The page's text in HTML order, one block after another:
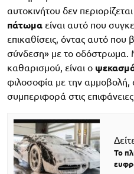
αυτοκινήτου δεν
πάτωμα είναι αυτό που
επικαθίσεις, όντας αυτό που
σύνδεση» με το οδόστρωμα.
καθαρισμού, είναι ο
φιλοσοφία με την αμμοβολή,
συμπεριφορά στις επιφάνειες.
Το